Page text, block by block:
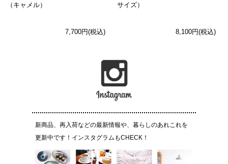
（キャメル）
7,700円(税込)
サイズ）
8,100円(税込)
新商品、再入荷などの最新情報や、暮らしのあれこれを
更新中です！インスタグラムもCHECK！